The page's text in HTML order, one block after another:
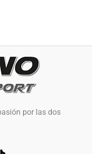
por las dos